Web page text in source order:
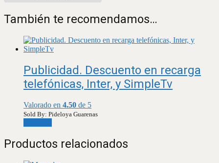
También te recomendamos…
Publicidad. Descuento en recarga
telefónicas, Inter, y SimpleTv
Valorado en 4.50 de 5
Sold By: Pideloya Guarenas
Productos relacionados